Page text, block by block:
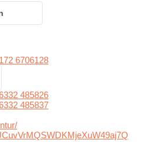
6706128
485826
485837